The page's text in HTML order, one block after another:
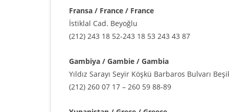
Fransa / France / France
İstiklal Cad. Beyoğlu
(212) 243 18 52-243 18 53 243 43 87
Gambiya / Gambie / Gambia
Yıldız Sarayı Seyir Köşkü Barbaros Bulvarı
(212) 260 07 17 – 260 59 88-89